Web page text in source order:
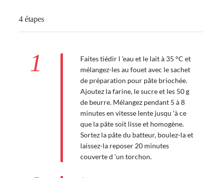
4 étapes
1
Faites tiédir l 'eau et le lait à 35 °C et
mélangez-les au fouet avec le sachet
de préparation pour pâte briochée.
Ajoutez la farine, le sucre et les 50 g
de beurre. Mélangez pendant 5 à 8
minutes en vitesse lente jusqu 'à ce
que la pâte soit lisse et homogène.
Sortez la pâte du batteur, boulez-la et
laissez-la reposer 20 minutes
couverte d 'un torchon.